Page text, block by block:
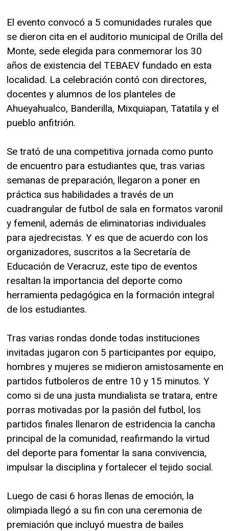
El evento convocó a 5 comunidades rurales que
se dieron cita en el auditorio municipal de Orilla del
Monte, sede elegida para conmemorar los 30
años de existencia del TEBAEV fundado en esta
localidad. La celebración contó con directores,
docentes y alumnos de los planteles de
Ahueyahualco, Banderilla, Mixquiapan, Tatatila y el
pueblo anfitrión.
Se trató de una competitiva jornada como punto
de encuentro para estudiantes que, tras varias
semanas de preparación, llegaron a poner en
práctica sus habilidades a través de un
cuadrangular de futbol de sala en formatos varonil
y femenil, además de eliminatorias individuales
para ajedrecistas. Y es que de acuerdo con los
organizadores, suscritos a la Secretaría de
Educación de Veracruz, este tipo de eventos
resaltan la importancia del deporte como
herramienta pedagógica en la formación integral
de los estudiantes.
Tras varias rondas donde todas instituciones
invitadas jugaron con 5 participantes por equipo,
hombres y mujeres se midieron amistosamente en
partidos futboleros de entre 10 y 15 minutos. Y
como si de una justa mundialista se tratara, entre
porras motivadas por la pasión del futbol, los
partidos finales llenaron de estridencia la cancha
principal de la comunidad, reafirmando la virtud
del deporte para fomentar la sana convivencia,
impulsar la disciplina y fortalecer el tejido social.
Luego de casi 6 horas llenas de emoción, la
olimpiada llegó a su fin con una ceremonia de
premiación que incluyó muestra de bailes